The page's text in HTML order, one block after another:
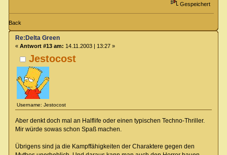
Gespeichert
Back
Jestocost
Username: Jestocost
Re:Delta Green
« Antwort #13 am: 14.11.2003 | 13:27 »
Aber denkt doch mal an Halflife oder einen typischen Techno-Thriller.
Mir würde sowas schon Spaß machen.
Übrigens sind ja die Kampffähigkeiten der Charaktere gegen den